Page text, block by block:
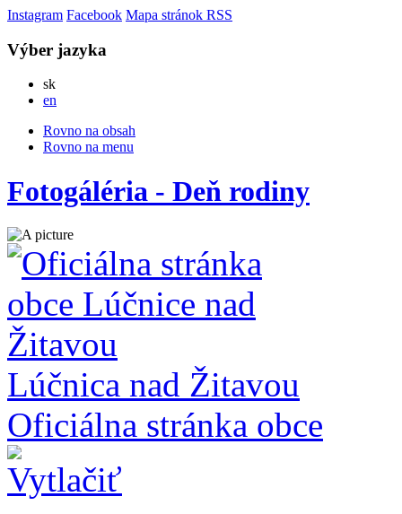
Instagram Facebook Mapa stránok RSS
Výber jazyka
skSlovensky
en
Rovno na obsah
Rovno na menu
Fotogáléria - Deň rodiny
Lúčnica nad Žitavou
Oficiálna stránka obce